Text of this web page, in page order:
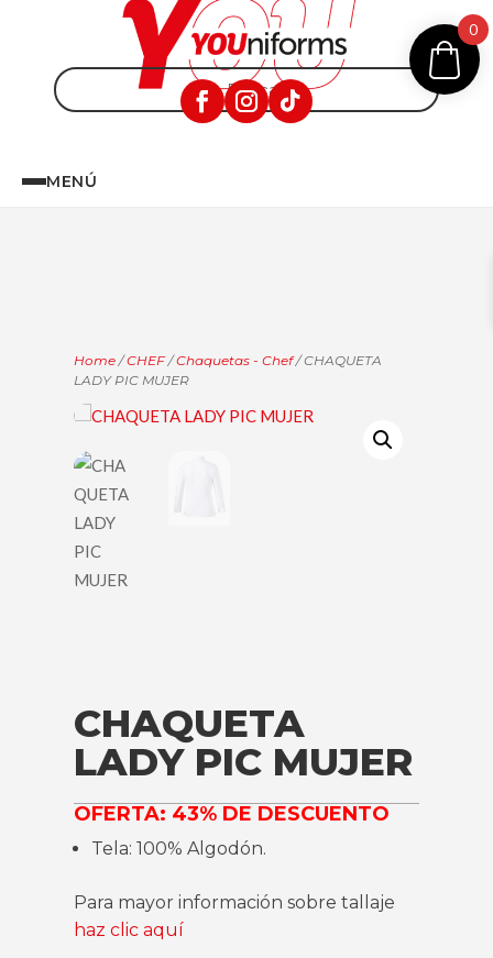
MENÚ
Home /CHEF /Chaquetas - Chef/ CHAQUETA
LADY PIC MUJER
CHAQUETA
LADY PIC MUJER
OFERTA: 43% DE DESCUENTO
Tela: 100% Algodón.
Para mayor información sobre tallaje
haz clic aquí
0